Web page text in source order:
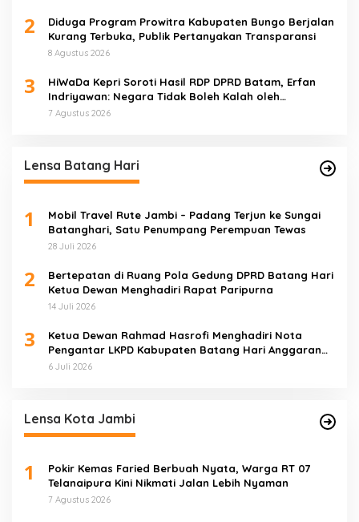
2
Diduga Program Prowitra Kabupaten Bungo Berjalan
Kurang Terbuka, Publik Pertanyakan Transparansi
8 Agustus 2026
3
HiWaDa Kepri Soroti Hasil RDP DPRD Batam, Erfan
Indriyawan: Negara Tidak Boleh Kalah oleh
Maladministrasi
7 Agustus 2026
Lensa Batang Hari
1
Mobil Travel Rute Jambi – Padang Terjun ke Sungai
Batanghari, Satu Penumpang Perempuan Tewas
28 Juli 2026
2
Bertepatan di Ruang Pola Gedung DPRD Batang Hari
Ketua Dewan Menghadiri Rapat Paripurna
14 Juli 2026
3
Ketua Dewan Rahmad Hasrofi Menghadiri Nota
Pengantar LKPD Kabupaten Batang Hari Anggaran
2025
6 Juli 2026
Lensa Kota Jambi
1
Pokir Kemas Faried Berbuah Nyata, Warga RT 07
Telanaipura Kini Nikmati Jalan Lebih Nyaman
7 Agustus 2026